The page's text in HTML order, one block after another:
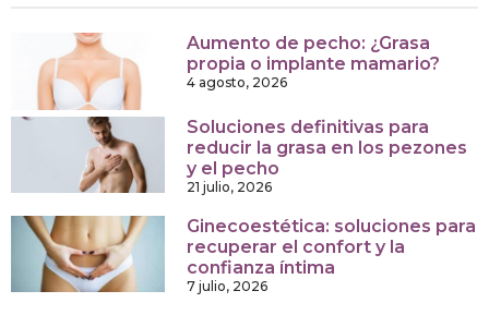
Aumento de pecho: ¿Grasa
propia o implante mamario?
4 agosto, 2026
Soluciones definitivas para
reducir la grasa en los pezones
y el pecho
21 julio, 2026
Ginecoestética: soluciones para
recuperar el confort y la
confianza íntima
7 julio, 2026